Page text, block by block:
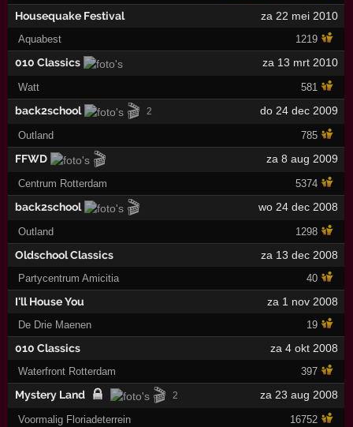
Housequake Festival za 22 mei 2010
Aquabest 1219
010 Classics za 13 mrt 2010
Watt 581
back2school 🎬 2 do 24 dec 2009
Outland 785
FFWD 🎬 za 8 aug 2009
Centrum Rotterdam 5374
back2school 🎬 wo 24 dec 2008
Outland 1298
Oldschool Classics za 13 dec 2008
Partycentrum Amicitia 40
I'll House You za 1 nov 2008
De Drie Maenen 19
010 Classics za 4 okt 2008
Waterfront Rotterdam 397
Mystery Land 🎬 2 za 23 aug 2008
Voormalig Floriadeterrein 16752